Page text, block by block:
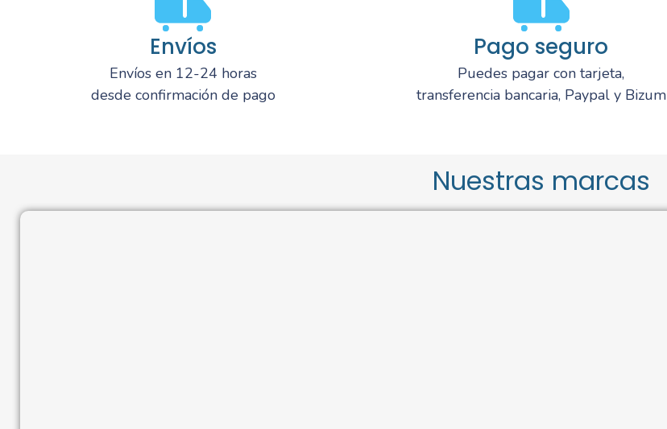
Envíos
Envíos en 12-24 horas
desde confirmación de pago
Pago seguro
Puedes pagar con tarjeta,
transferencia bancaria, Paypal y Bizum
Nuestras marcas